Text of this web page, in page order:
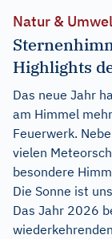
Natur &
Highlights
Das neue Jahr
am Himmel
Feuerwerk.
vielen
besondere
Die Sonne ist
Das Jahr 2026